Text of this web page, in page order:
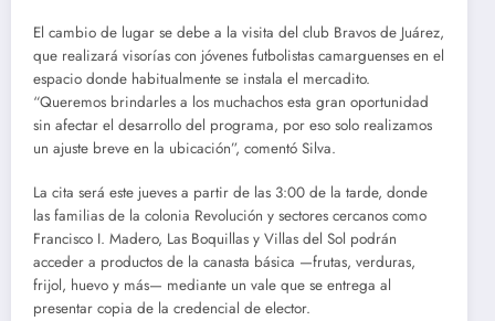
El cambio de lugar se debe a la visita del club Bravos de Juárez,
que realizará visorías con jóvenes futbolistas camarguenses en el
espacio donde habitualmente se instala el mercadito.
“Queremos brindarles a los muchachos esta gran oportunidad
sin afectar el desarrollo del programa, por eso solo realizamos
un ajuste breve en la ubicación”, comentó Silva.
La cita será este jueves a partir de las 3:00 de la tarde, donde
las familias de la colonia Revolución y sectores cercanos como
Francisco I. Madero, Las Boquillas y Villas del Sol podrán
acceder a productos de la canasta básica —frutas, verduras,
frijol, huevo y más— mediante un vale que se entrega al
presentar copia de la credencial de elector.